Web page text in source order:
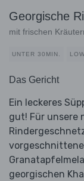
Georgische
mit frischen
UNTER 30MIN.
Das Gericht
Ein leckeres
gut! Für unsere
georgischen